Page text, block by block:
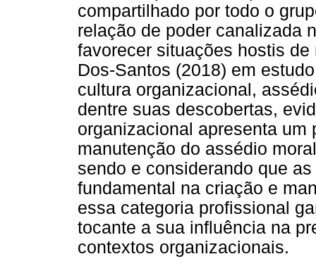
compartilhado por todo o
relação de poder canalizada
favorecer situações hostis
Dos-Santos (2018) em
cultura organizacional,
dentre suas descobertas,
organizacional apresenta um
manutenção do assédio
sendo e considerando que
fundamental na criação e
essa categoria profissional
tocante a sua influência na
contextos organizacionais.